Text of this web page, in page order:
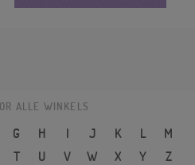
ALLE WINKELS
G H I J K L
M
T U V W X Y
Z